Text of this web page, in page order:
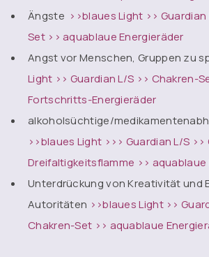
Ängste >>blaues Light >> Guardian
Set>> aquablaue Energieräder
Angst vor Menschen, Gruppen zu
Light >> Guardian L/S >> Chakren-
Fortschritts-Energieräder
alkoholsüchtige/
>>blaues Light >>> Guardian L/S
Dreifaltigkeitsflamme >>
Unterdrückung von Kreativität und
Autoritäten >>blaues Light >>
Chakren-Set >> aquablaue